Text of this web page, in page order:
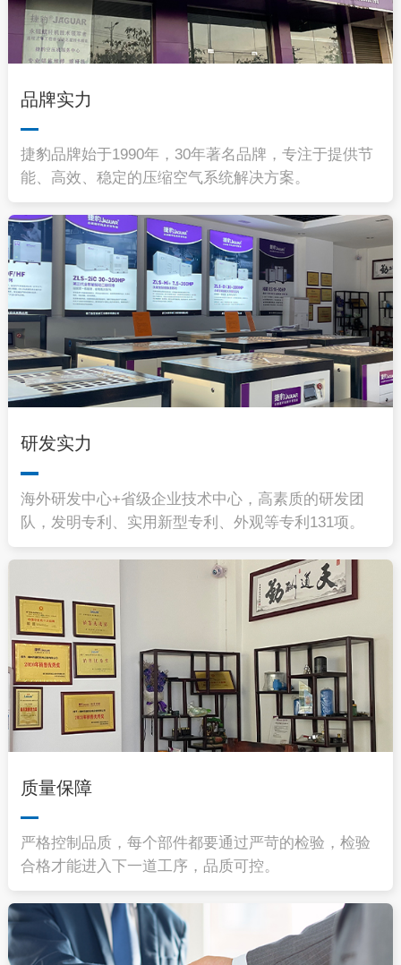
品牌实力
捷豹品牌始于1990年，30年著名品牌，专注于提供节
能、高效、稳定的压缩空气系统解决方案。
研发实力
海外研发中心+省级企业技术中心，高素质的研发团
队，发明专利、实用新型专利、外观等专利131项。
质量保障
严格控制品质，每个部件都要通过严苛的检验，检验
合格才能进入下一道工序，品质可控。